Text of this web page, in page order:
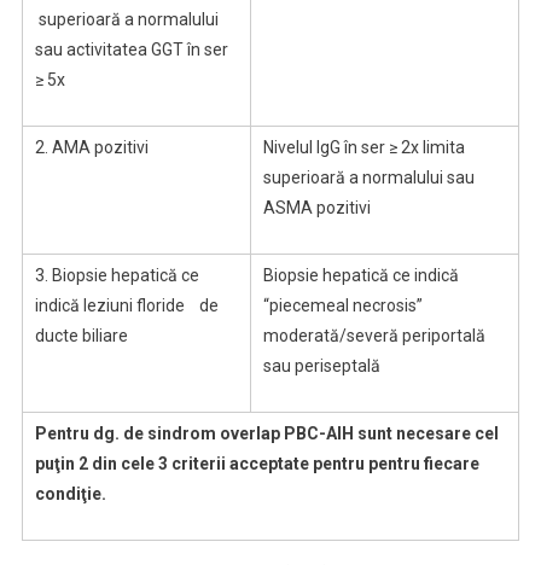
superioară a normalului
sau activitatea GGT în ser
≥ 5x
2. AMA pozitivi
Nivelul IgG în ser ≥ 2x limita
superioară a normalului sau
ASMA pozitivi
3. Biopsie hepatică ce
indică leziuni floride de
ducte biliare
Biopsie hepatică ce indică
“piecemeal necrosis”
moderată/severă periportală
sau periseptală
Pentru dg. de sindrom overlap PBC-AIH sunt necesare cel
puţin 2 din cele 3 criterii acceptate pentru pentru fiecare
condiţie.